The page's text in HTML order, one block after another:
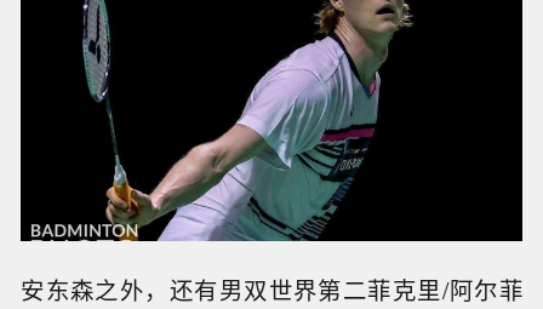
安东森之外，还有男双世界第二菲克里/阿尔菲